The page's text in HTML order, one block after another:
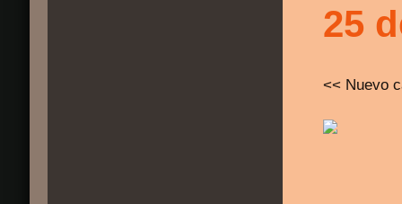
25
<< Nuevo